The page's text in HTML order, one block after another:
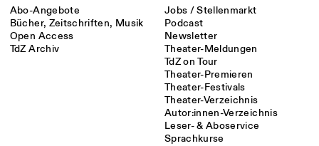
Abo-Angebote
Bücher, Zeitschriften, Musik
Open Access
TdZ Archiv
Jobs / Stellenmarkt
Podcast
Newsletter
Theater-Meldungen
TdZ on Tour
Theater-Premieren
Theater-Festivals
Theater-Verzeichnis
Autor:innen-Verzeichnis
Leser- & Aboservice
Sprachkurse